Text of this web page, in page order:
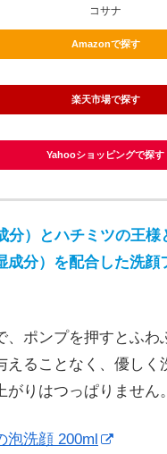
コサナ
Amazonで探す
楽天市場で探す
Yahooショッピングで探す
分）とハチミツの王様
成分）を配合した洗顔
、ポンプを押すとふわ
えることなく、優しく
りはつっぱりません。
泡洗顔 200ml